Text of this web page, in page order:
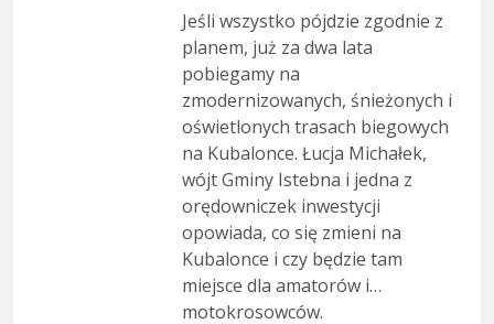
Jeśli wszystko pójdzie zgodnie z
planem, już za dwa lata
pobiegamy na
zmodernizowanych, śnieżonych i
oświetlonych trasach biegowych
na Kubalonce. Łucja Michałek,
wójt Gminy Istebna i jedna z
orędowniczek inwestycji
opowiada, co się zmieni na
Kubalonce i czy będzie tam
miejsce dla amatorów i…
motokrosowców.